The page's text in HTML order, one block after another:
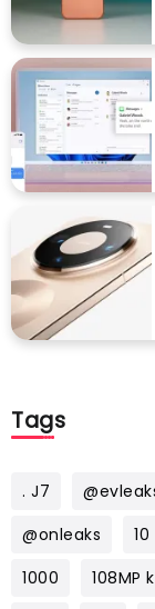
Tags
. J7
@onleaks
10
1000
108MP